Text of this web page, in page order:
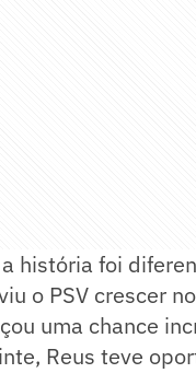
história foi
o PSV crescer
uma chance
Reus teve